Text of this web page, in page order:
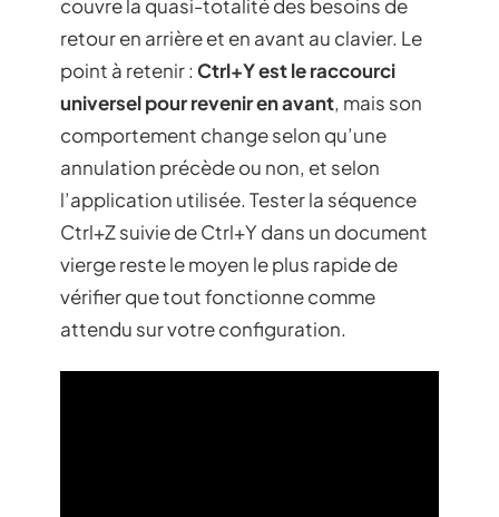
couvre la quasi-totalité des besoins de
retour en arrière et en avant au clavier. Le
point à retenir : Ctrl+Y est le raccourci
universel pour revenir en avant, mais son
comportement change selon qu’une
annulation précède ou non, et selon
l’application utilisée. Tester la séquence
Ctrl+Z suivie de Ctrl+Y dans un document
vierge reste le moyen le plus rapide de
vérifier que tout fonctionne comme
attendu sur votre configuration.